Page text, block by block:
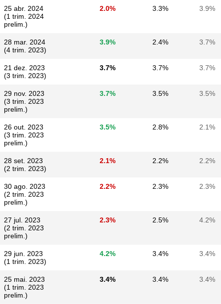
25 abr. 2024
(1 trim. 2024
prelim.)
2.0% 3.3% 3.9%
28 mar. 2024
(4 trim. 2023)
3.9% 2.4% 3.7%
21 dez. 2023
(3 trim. 2023)
3.7% 3.7% 3.7%
29 nov. 2023
(3 trim. 2023
prelim.)
3.7% 3.5% 3.5%
26 out. 2023
(3 trim. 2023
prelim.)
3.5% 2.8% 2.1%
28 set. 2023
(2 trim. 2023)
2.1% 2.2% 2.2%
30 ago. 2023
(2 trim. 2023
prelim.)
2.2% 2.3% 2.3%
27 jul. 2023
(2 trim. 2023
prelim.)
2.3% 2.5% 4.2%
29 jun. 2023
(1 trim. 2023)
4.2% 3.4% 3.4%
25 mai. 2023
(1 trim. 2023
prelim.)
3.4% 3.4% 3.4%